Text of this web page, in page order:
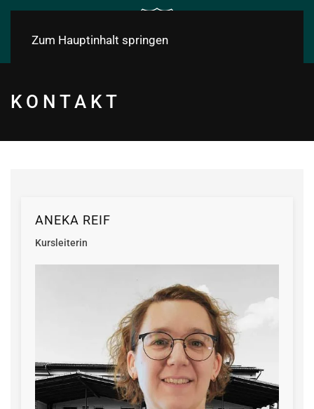
Zum Hauptinhalt springen
KONTAKT
ANEKA REIF
Kursleiterin